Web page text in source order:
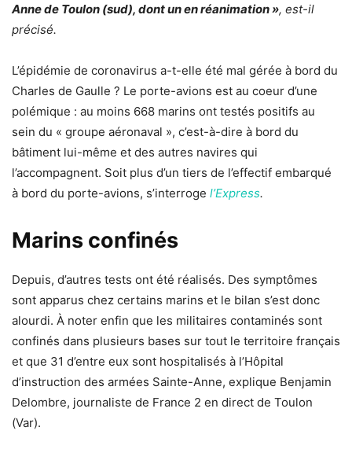
Anne de Toulon (sud), dont un en réanimation », est-il
précisé.
L’épidémie de coronavirus a-t-elle été mal gérée à bord du
Charles de Gaulle ? Le porte-avions est au coeur d’une
polémique : au moins 668 marins ont testés positifs au
sein du « groupe aéronaval », c’est-à-dire à bord du
bâtiment lui-même et des autres navires qui
l’accompagnent. Soit plus d’un tiers de l’effectif embarqué
à bord du porte-avions, s’interroge l’Express.
Marins confinés
Depuis, d’autres tests ont été réalisés. Des symptômes
sont apparus chez certains marins et le bilan s’est donc
alourdi. À noter enfin que les militaires contaminés sont
confinés dans plusieurs bases sur tout le territoire français
et que 31 d’entre eux sont hospitalisés à l’Hôpital
d’instruction des armées Sainte-Anne, explique Benjamin
Delombre, journaliste de France 2 en direct de Toulon
(Var).